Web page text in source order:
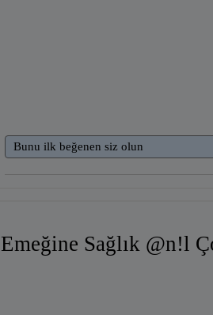
Bunu ilk beğenen siz olun
Emeğine Sağlık @n!l